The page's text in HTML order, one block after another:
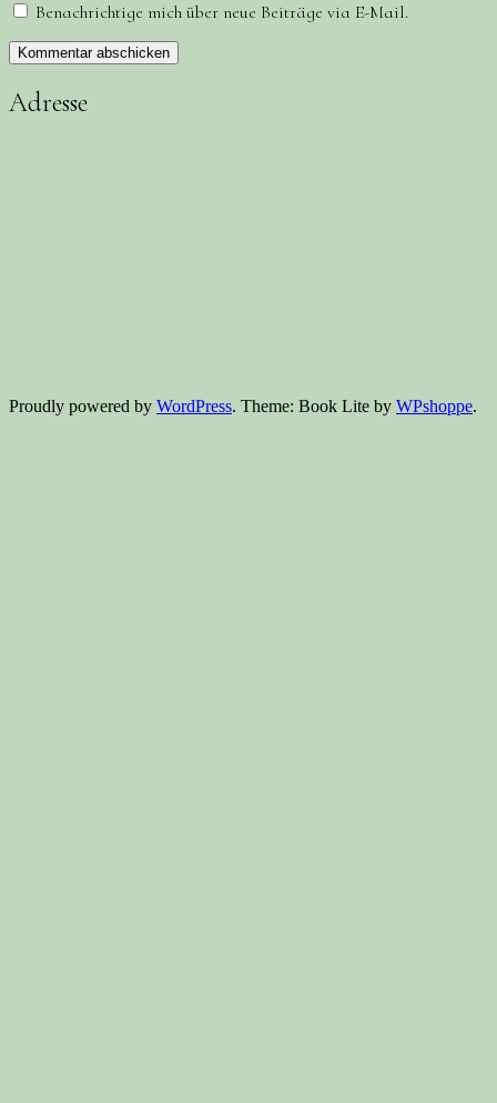
Benachrichtige mich über neue Beiträge via E-Mail.
Adresse
Proudly powered by WordPress. Theme: Book Lite by WPshoppe.